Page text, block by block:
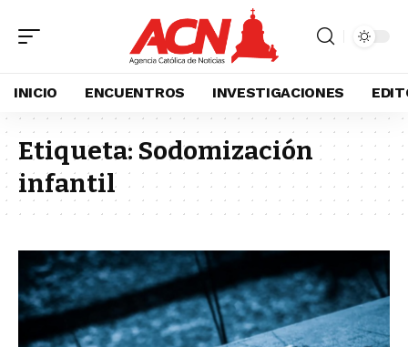
INICIO ENCUENTROS INVESTIGACIONES
Etiqueta: Sodomización
infantil